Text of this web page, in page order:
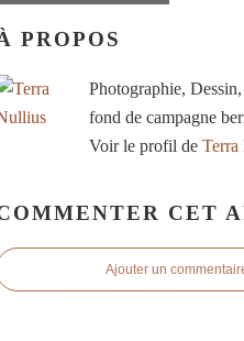
PROPOS
Photographie,
fond de campagne
Voir le profil de
CET
Ajouter un